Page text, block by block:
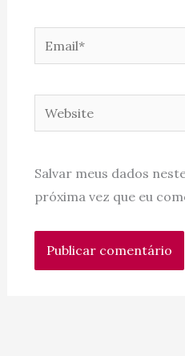
Email*
Website
Salvar meus dados
próxima vez que eu